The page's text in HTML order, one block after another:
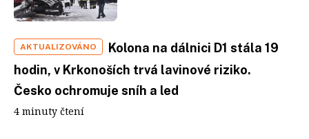
AKTUALIZOVÁNO
Kolona na dálnici D1 stála 19
hodin, v Krkonoších trvá lavinové riziko.
Česko ochromuje sníh a led
4 minuty čtení